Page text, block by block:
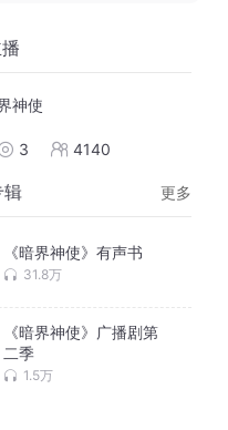
神使
3 4140
辑 更多
《暗界神使》有声书
31.8万
《暗界神使》广播剧第
二季
1.5万